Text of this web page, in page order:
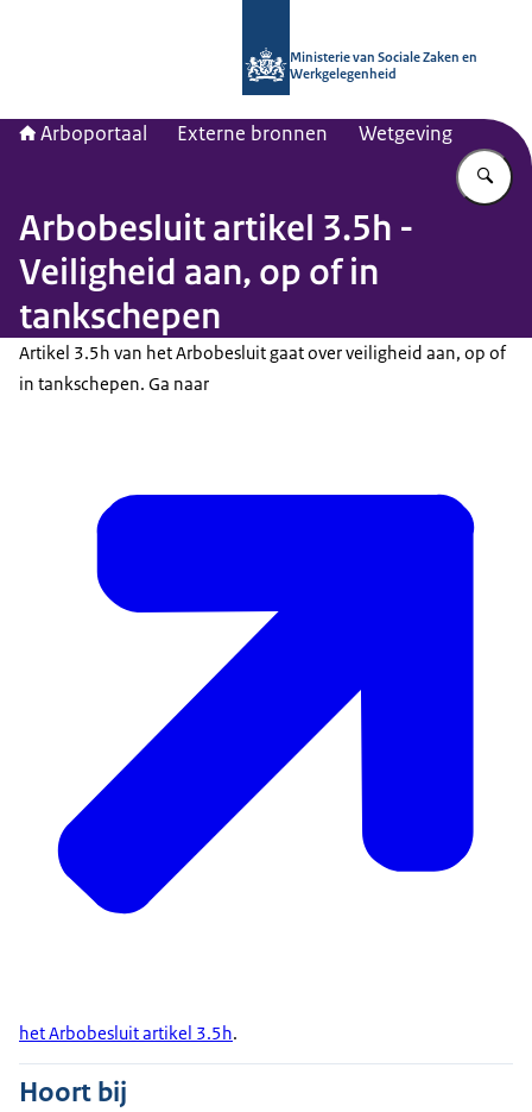
Ministerie van Sociale Zaken en
Werkgelegenheid
Arboportaal Externe bronnen Wetgeving
Arbobesluit artikel 3.5h -
Veiligheid aan, op of in
tankschepen
Artikel 3.5h van het Arbobesluit gaat over veiligheid aan, op of
in tankschepen. Ga naar
het Arbobesluit artikel 3.5h.
Hoort bij